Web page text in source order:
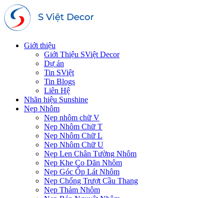
Giới thiệu
Giới Thiệu SViệt Decor
Dự án
Tin SViệt
Tin Blogs
Liên Hệ
Nhãn hiệu Sunshine
Nẹp Nhôm
Nẹp nhôm chữ V
Nẹp Nhôm Chữ T
Nẹp Nhôm Chữ L
Nẹp Nhôm Chữ U
Nẹp Len Chân Tường Nhôm
Nẹp Khe Co Dãn Nhôm
Nẹp Góc Ốp Lát Nhôm
Nẹp Chống Trượt Cầu Thang
Nẹp Thảm Nhôm